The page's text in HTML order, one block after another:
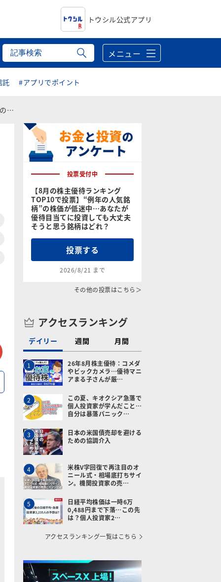
トウシル公式アプリ
メニュー
託 #アプリでポイント
…
メールで送る
投票受付中
【8月の株主優待ランキング
TOP10で投票】“例年の人気銘
柄”の株価が低迷中…あなたが
優待目当てに投資しても大丈夫
そうと思う銘柄はどれ？
投票する
2026/8/21 まで
その他の投票はこちら＞
アクセスランキング
デイリー 週間 月間
1
26年8月株主優待：コメダ
やビックカメラ…優待マニ
アまる子さんが厳…
2
この夏、キオクシア急落で
個人投資家が学んだこと…
自分は暴落パニック…
3
日本の米国債売却を避ける
ための協調介入
4
米株V字回復で再注目のオ
ニール式・相場底打ちサイ
ン。機関投資家の売…
5
日経平均株価は一時6万
0,488円まで下落…この先
は？個人投資家2…
アクセスランキング一覧はこちら